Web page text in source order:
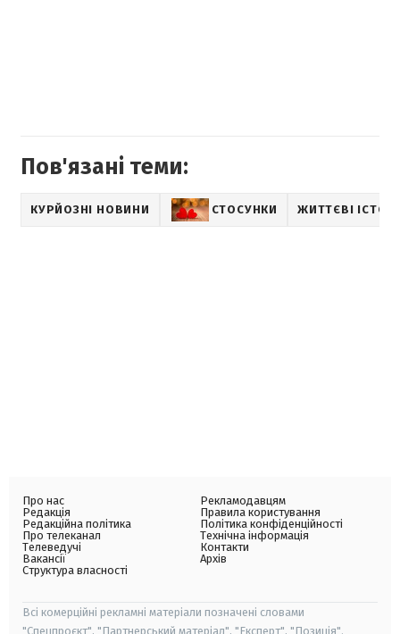
Пов'язані теми:
КУРЙОЗНІ НОВИНИ СТОСУНКИ ЖИТТЄВІ
Про нас
Редакція
Редакційна політика
Про телеканал
Телеведучі
Вакансії
Структура власності
Рекламодавцям
Правила користування
Політика конфіденційності
Технічна інформація
Контакти
Архів
Всі комерційні рекламні матеріали позначені словами
"Спецпроєкт", "Партнерський матеріал", "Експерт", "Позиція".